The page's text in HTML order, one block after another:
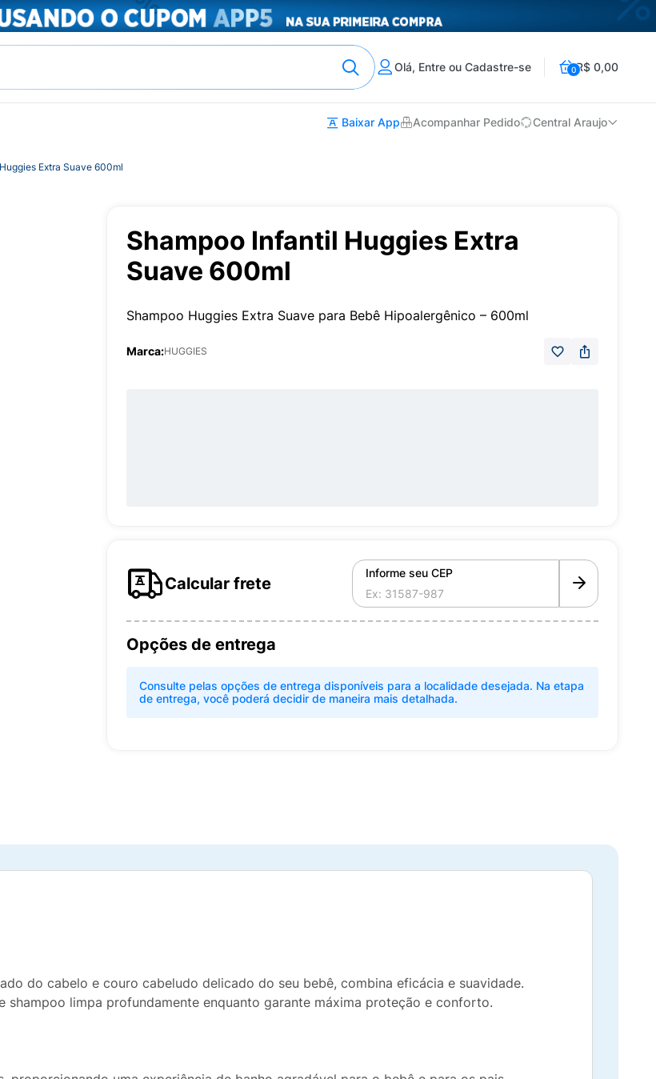
Olá, Entre ou Cadastre-se 0R$ 0,00
Baixar App Acompanhar Pedido Central Araujo
Extra Suave 600ml
Shampoo Infantil Huggies Extra
Suave 600ml
Shampoo Huggies Extra Suave para Bebê Hipoalergênico – 600ml
Marca:HUGGIES
Calcular frete
Informe seu CEP
Opções de entrega
Consulte pelas opções de entrega disponíveis para a localidade desejada. Na etapa
de entrega, você poderá decidir de maneira mais detalhada.
do cabelo e couro cabeludo delicado do seu bebê, combina eficácia e suavidade.
shampoo limpa profundamente enquanto garante máxima proteção e conforto.